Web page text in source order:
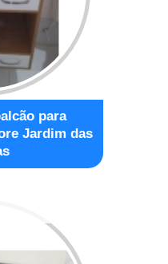
para
Jardim das